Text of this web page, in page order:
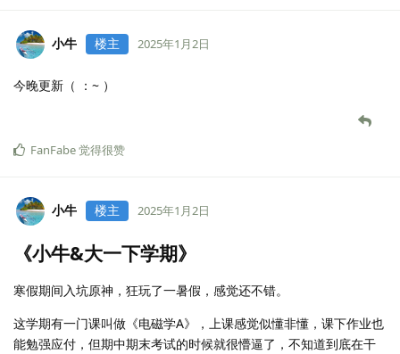
小牛 楼主 2025年1月2日
今晚更新（ ：~ ）
FanFabe觉得很赞
小牛 楼主 2025年1月2日
《小牛&大一下学期》
寒假期间入坑原神，狂玩了一暑假，感觉还不错。
这学期有一门课叫做《电磁学A》，上课感觉似懂非懂，课下作业也
能勉强应付，但期中期末考试的时候就很懵逼了，不知道到底在干